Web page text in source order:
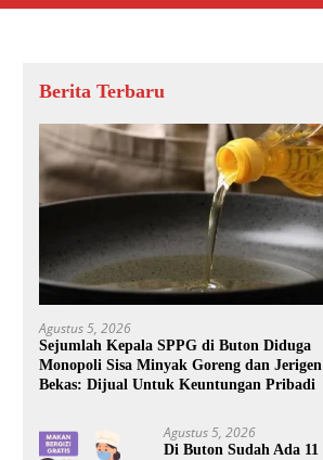
Berita Terbaru
Agustus 5, 2026
Sejumlah Kepala SPPG di Buton Diduga
Monopoli Sisa Minyak Goreng dan Jerigen
Bekas: Dijual Untuk Keuntungan Pribadi
Agustus 5, 2026
Di Buton Sudah Ada 11